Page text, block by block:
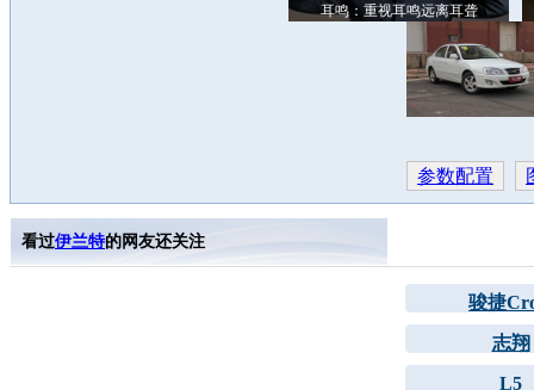
耳鸣：重视耳鸣远离耳聋
参数配置
看过伊兰特的网友还关注
骏捷
志翔
L5